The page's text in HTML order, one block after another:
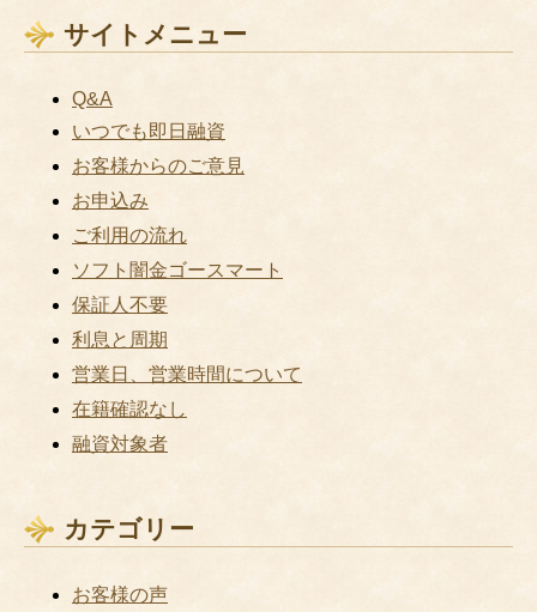
サイトメニュー
Q&A
いつでも即日融資
お客様からのご意見
お申込み
ご利用の流れ
ソフト闇金ゴースマート
保証人不要
利息と周期
営業日、営業時間について
在籍確認なし
融資対象者
カテゴリー
お客様の声